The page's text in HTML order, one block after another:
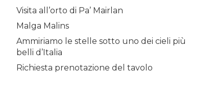
Visita all’orto di Pa’ Mairlan
Malga Malins
Ammiriamo le stelle sotto uno dei cieli più
belli d’Italia
Richiesta prenotazione del tavolo